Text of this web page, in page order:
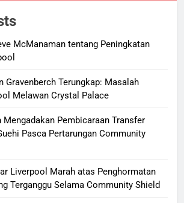
McManaman tentang Peningkatan
Gravenberch Terungkap: Masalah
Melawan Crystal Palace
Mengadakan Pembicaraan Transfer
Pasca Pertarungan Community
Liverpool Marah atas Penghormatan
Terganggu Selama Community Shield